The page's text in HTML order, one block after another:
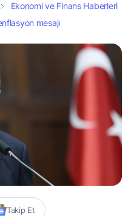
Ekonomi ve Finans Haberleri
mesajı
Takip Et